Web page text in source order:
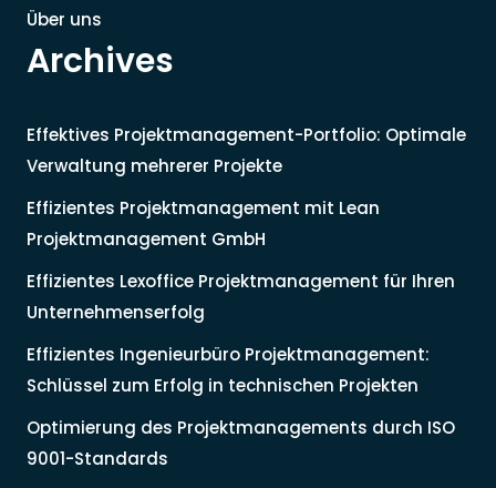
Über uns
Archives
Effektives Projektmanagement-Portfolio: Optimale
Verwaltung mehrerer Projekte
Effizientes Projektmanagement mit Lean
Projektmanagement GmbH
Effizientes Lexoffice Projektmanagement für Ihren
Unternehmenserfolg
Effizientes Ingenieurbüro Projektmanagement:
Schlüssel zum Erfolg in technischen Projekten
Optimierung des Projektmanagements durch ISO
9001-Standards